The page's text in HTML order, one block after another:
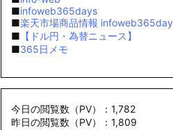
■infoweb365days
■楽天市場商品情報 infoweb365days
■【ドル円・為替ニュース】
■365日メモ
今日の閲覧数（PV）：1,782
昨日の閲覧数（PV）：1,809